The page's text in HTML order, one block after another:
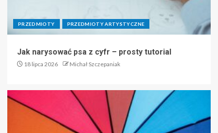
PRZEDMIOTY PRZEDMIOTY ARTYSTYCZNE
Jak narysować psa z cyfr – prosty tutorial
18 lipca 2026 Michał Szczepaniak